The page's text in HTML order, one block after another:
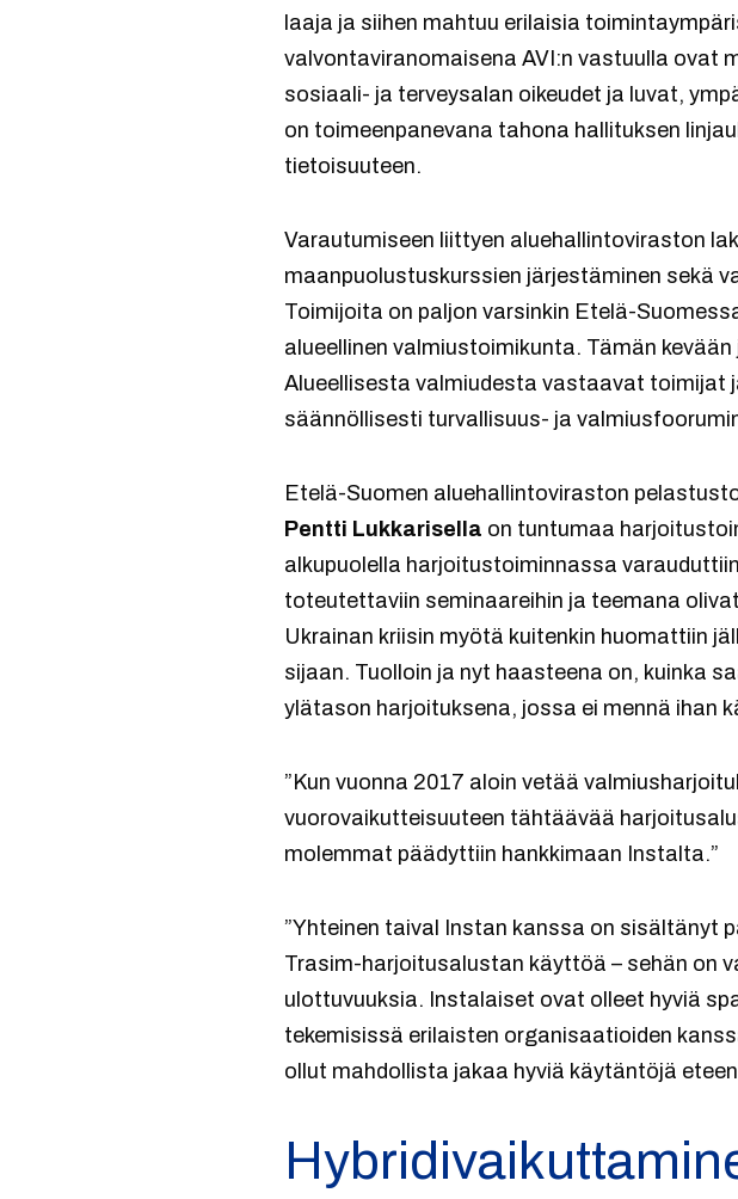
laaja ja siihen mahtuu erilaisia
valvontaviranomaisena AVI:n vastuulla ovat
sosiaali- ja terveysalan oikeudet ja luvat,
on toimeenpanevana tahona hallituksen
tietoisuuteen.
Varautumiseen liittyen aluehallintoviraston
maanpuolustuskurssien järjestäminen sekä
Toimijoita on paljon varsinkin Etelä-
alueellinen valmiustoimikunta. Tämän
Alueellisesta valmiudesta vastaavat toimijat
säännöllisesti turvallisuus- ja
Etelä-Suomen aluehallintoviraston
Pentti Lukkarisella on tuntumaa
alkupuolella harjoitustoiminnassa
toteutettaviin seminaareihin ja teemana
Ukrainan kriisin myötä kuitenkin huomattiin
sijaan. Tuolloin ja nyt haasteena on, kuinka
ylätason harjoituksena, jossa ei mennä ihan
”Kun vuonna 2017 aloin vetää
vuorovaikutteisuuteen tähtäävää
molemmat päädyttiin hankkimaan Instalta.”
”Yhteinen taival Instan kanssa on sisältänyt
Trasim-harjoitusalustan käyttöä – sehän on
ulottuvuuksia. Instalaiset ovat olleet hyviä
tekemisissä erilaisten organisaatioiden
ollut mahdollista jakaa hyviä käytäntöjä